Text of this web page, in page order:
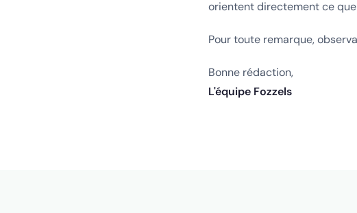
orientent directement ce
Pour toute remarque,
Bonne rédaction,
L'équipe Fozzels